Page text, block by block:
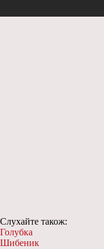
Слухайте також:
Голубка
Шибеник